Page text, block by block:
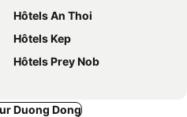
Hôtels An Thoi
Hôtels Kep
Hôtels Prey Nob
Duong Dong